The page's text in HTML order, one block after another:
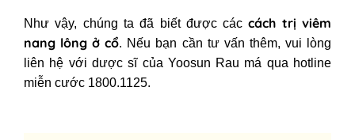
Như vậy, chúng ta đã biết được các cách trị viêm
nang lông ở cổ. Nếu bạn cần tư vấn thêm, vui lòng
liên hệ với dược sĩ của Yoosun Rau má qua hotline
miễn cước 1800.1125.